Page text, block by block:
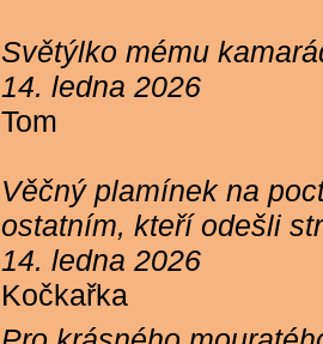
Světýlko mému
14. ledna 2026
Tom
Věčný plamínek na
ostatním, kteří odešli
14. ledna 2026
Kočkařka